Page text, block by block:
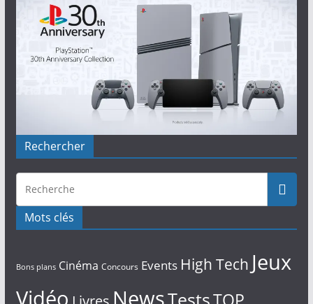
Rechercher
Mots clés
Bons plans Cinéma Concours Events High Tech Jeux
Vidéo
NewsTests